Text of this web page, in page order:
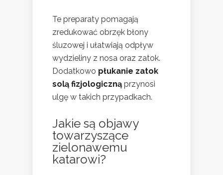
Te preparaty pomagają
zredukować obrzęk błony
śluzowej i ułatwiają odpływ
wydzieliny z nosa oraz zatok.
Dodatkowo płukanie zatok
solą fizjologiczną przynosi
ulgę w takich przypadkach.
Jakie są objawy
towarzyszące
zielonawemu
katarowi?